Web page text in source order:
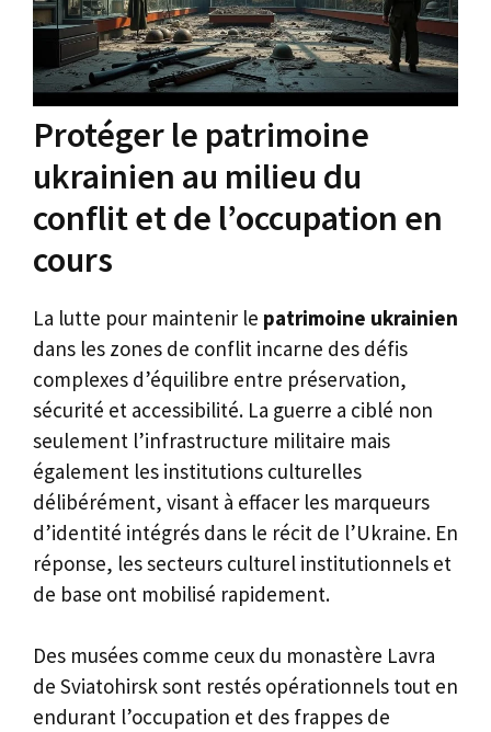
Protéger le patrimoine
ukrainien au milieu du
conflit et de l’occupation en
cours
La lutte pour maintenir le patrimoine ukrainien
dans les zones de conflit incarne des défis
complexes d’équilibre entre préservation,
sécurité et accessibilité. La guerre a ciblé non
seulement l’infrastructure militaire mais
également les institutions culturelles
délibérément, visant à effacer les marqueurs
d’identité intégrés dans le récit de l’Ukraine. En
réponse, les secteurs culturel institutionnels et
de base ont mobilisé rapidement.
Des musées comme ceux du monastère Lavra
de Sviatohirsk sont restés opérationnels tout en
endurant l’occupation et des frappes de